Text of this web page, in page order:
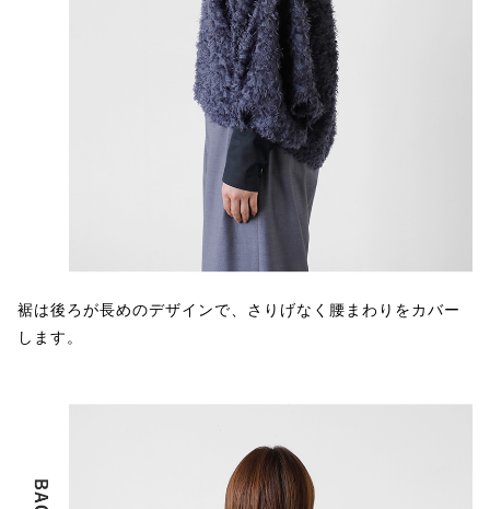
裾は後ろが長めのデザインで、さりげなく腰まわりをカバー
します。